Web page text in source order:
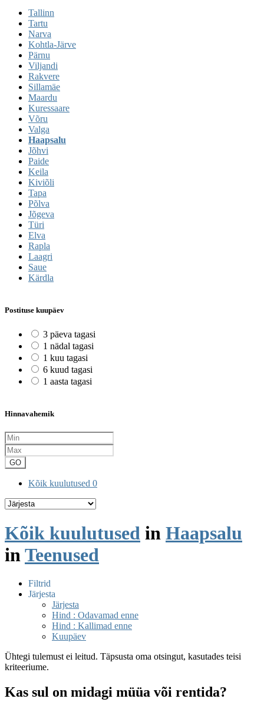
Tallinn
Tartu
Narva
Kohtla-Järve
Pärnu
Viljandi
Rakvere
Sillamäe
Maardu
Kuressaare
Võru
Valga
Haapsalu
Jõhvi
Paide
Keila
Kiviõli
Tapa
Põlva
Jõgeva
Türi
Elva
Rapla
Laagri
Saue
Kärdla
Postituse kuupäev
3 päeva tagasi
1 nädal tagasi
1 kuu tagasi
6 kuud tagasi
1 aasta tagasi
Hinnavahemik
GO
Kõik kuulutused 0
Kõik kuulutused in Haapsalu
in Teenused
Filtrid
Järjesta
Järjesta
Hind : Odavamad enne
Hind : Kallimad enne
Kuupäev
Ühtegi tulemust ei leitud. Täpsusta oma otsingut, kasutades teisi
kriteeriume.
Kas sul on midagi müüa või rentida?